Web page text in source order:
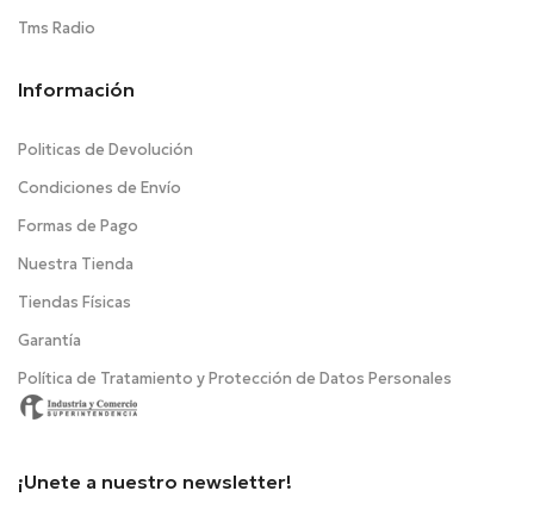
Tms Radio
Información
Politicas de Devolución
Condiciones de Envío
Formas de Pago
Nuestra Tienda
Tiendas Físicas
Garantía
Política de Tratamiento y Protección de Datos Personales
¡Unete a nuestro newsletter!